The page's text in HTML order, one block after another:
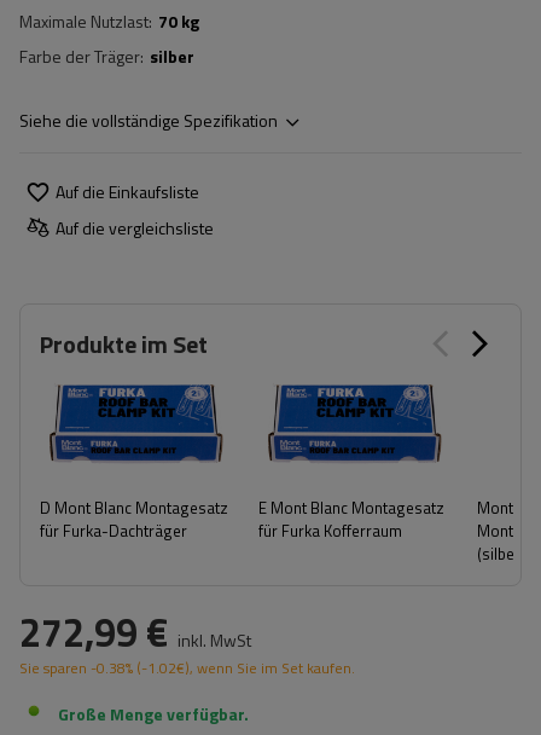
Maximale Nutzlast 70 kg
Farbe der Träger silber
Siehe die vollständige Spezifikation
Auf die Einkaufsliste
Auf die vergleichsliste
Produkte im Set
D Mont Blanc Montagesatz
für Furka-Dachträger
E Mont Blanc Montagesatz
für Furka Kofferraum
Mont
(silber)
272,99 € inkl. MwSt
Sie sparen -0.38% (-1.02€), wenn Sie im Set kaufen.
Große Menge verfügbar